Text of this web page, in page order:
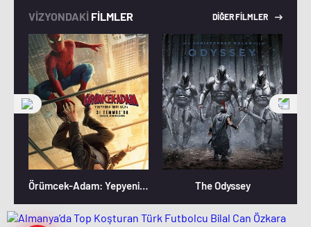
VİZYONDAKİ FİLMLER DİĞER FİLMLER
Örümcek-Adam: Yepyeni Bir Gün The Odyssey